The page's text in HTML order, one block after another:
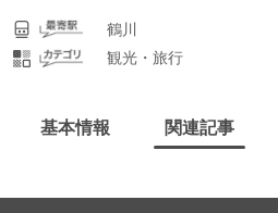
鶴川
観光・旅行
基本情報 関連記事